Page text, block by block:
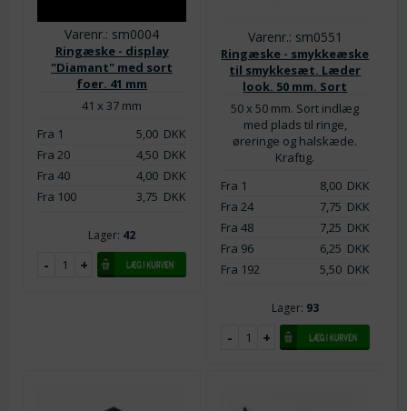
Varenr.: sm0004
Ringæske - display
"Diamant" med sort
foer. 41 mm
41 x 37 mm
Fra 1
5,00DKK
Fra 20
4,50DKK
Fra 40
4,00DKK
Fra 100
3,75 DKK
Lager: 42
Varenr.: sm0551
Ringæske - smykkeæske
til smykkesæt. Læder
look. 50 mm. Sort
50 x 50 mm. Sort indlæg
med plads til ringe,
øreringe og halskæde.
Kraftig.
Fra 1
8,00DKK
Fra 24
7,75 DKK
Fra 48
7,25 DKK
Fra 96
6,25 DKK
Fra 192
5,50DKK
Lager: 93